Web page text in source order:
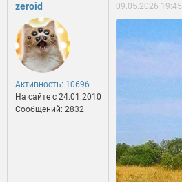
zeroid
Активность: 10696
На сайте c 24.01.2010
Сообщений: 2832
09.05.2026 19:45